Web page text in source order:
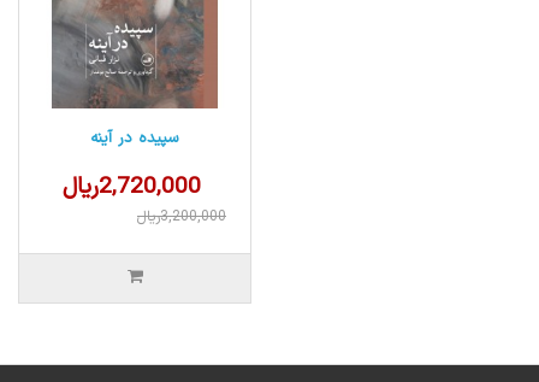
سپیده در آینه
2,720,000ریال
3,200,000ریال